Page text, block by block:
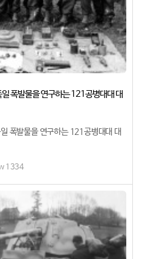
폭발물을 연구하는 121공병대대 대
폭발물을 연구하는 121공병대대 대
1334